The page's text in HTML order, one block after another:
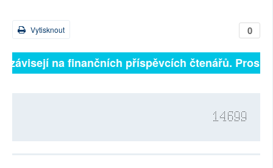
0
Vytisknout
na finančních příspěvcích čtenářů.
14699